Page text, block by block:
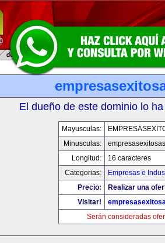
El dueño de este dominio lo
Mayusculas:
Minusculas:
Longitud:
16 caracteres
Categorias:
Empresas e
Precio:
Realizar una
Visitar!
Serán consideradas